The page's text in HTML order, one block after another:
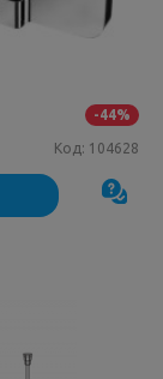
-44%
Код: 104628